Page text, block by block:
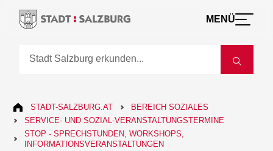
MENÜ
STADT-SALZBURG.AT
BEREICH SOZIALES
SERVICE- UND SOZIAL-VERANSTALTUNGSTERMINE
STOP - SPRECHSTUNDEN, WORKSHOPS,
INFORMATIONSVERANSTALTUNGEN